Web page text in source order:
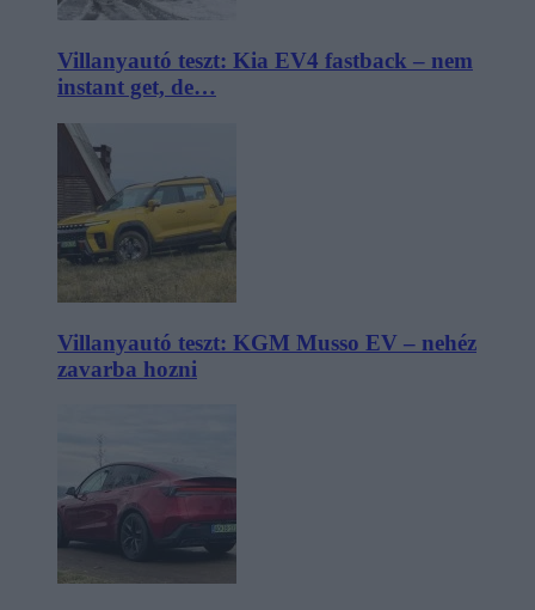
Villanyautó teszt: Kia EV4 fastback – nem
instant get, de…
Villanyautó teszt: KGM Musso EV – nehéz
zavarba hozni